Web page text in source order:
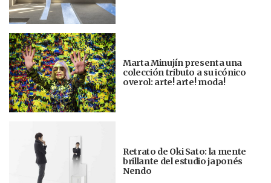
Marta Minujín presenta una
colección tributo a su icónico
overol: arte! arte! moda!
Retrato de Oki Sato: la mente
brillante del estudio japonés
Nendo